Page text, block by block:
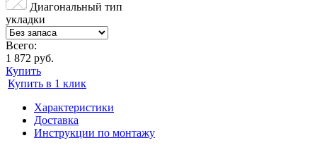
Диагональный тип
укладки
Всего:
1 872 руб.
Купить
Купить в 1 клик
Характеристики
Доставка
Инструкции по монтажу